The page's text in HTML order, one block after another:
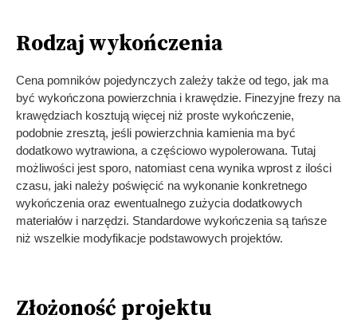
Rodzaj wykończenia
Cena pomników pojedynczych zależy także od tego, jak ma
być wykończona powierzchnia i krawędzie. Finezyjne frezy na
krawędziach kosztują więcej niż proste wykończenie,
podobnie zresztą, jeśli powierzchnia kamienia ma być
dodatkowo wytrawiona, a częściowo wypolerowana. Tutaj
możliwości jest sporo, natomiast cena wynika wprost z ilości
czasu, jaki należy poświęcić na wykonanie konkretnego
wykończenia oraz ewentualnego zużycia dodatkowych
materiałów i narzędzi. Standardowe wykończenia są tańsze
niż wszelkie modyfikacje podstawowych projektów.
Złożoność projektu